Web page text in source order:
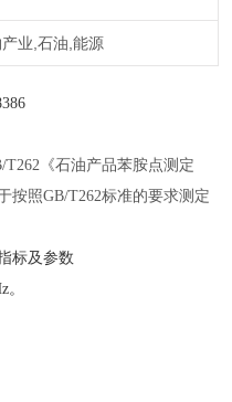
业,石油,能源
T262《石油产品苯胺点测定
按照GB/T262标准的要求测定
标及参数